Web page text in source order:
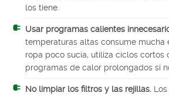
los tiene.
Usar programas calientes
temperaturas altas consume mucha
ropa poco sucia, utiliza ciclos cortos
programas de calor prolongados si
No limpiar los filtros y las rejillas.